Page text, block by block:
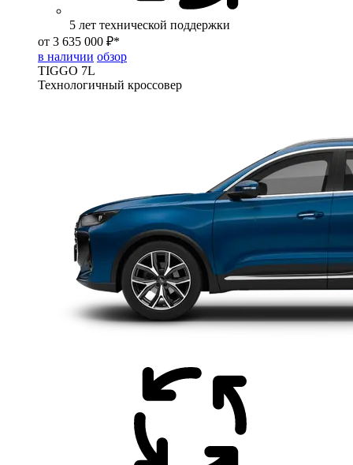
5 лет технической поддержки
от 3 635 000 ₽*
в наличии обзор
TIGGO 7L
Технологичный кроссовер